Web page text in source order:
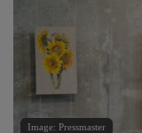
Image: Pressmaster